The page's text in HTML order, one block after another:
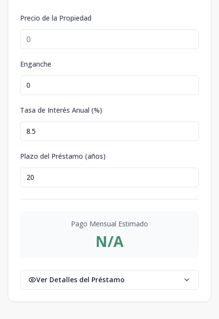
Precio de la Propiedad
Enganche
Tasa de Interés Anual (%)
Plazo del Préstamo (años)
Pago Mensual Estimado
N/A
Ver Detalles del Préstamo